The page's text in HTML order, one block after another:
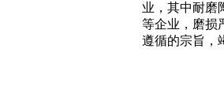
业，其中耐磨
等企业，磨损
遵循的宗旨，